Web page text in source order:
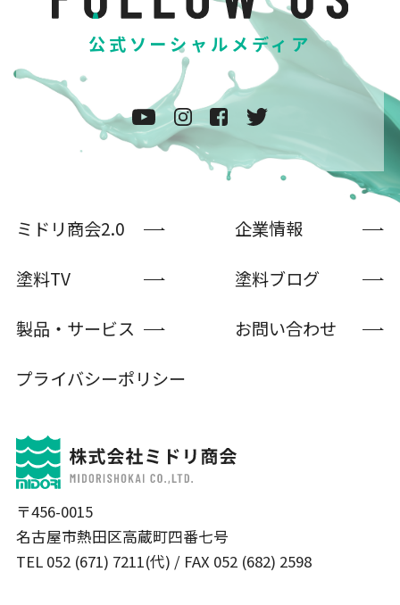
公式ソーシャルメディア
〒456-0015
名古屋市熱田区高蔵町四番七号
TEL 052 (671) 7211(代) / FAX 052 (682) 2598
ミドリ商会2.0
企業情報
塗料TV
塗料ブログ
製品・サービス
お問い合わせ
プライバシーポリシー